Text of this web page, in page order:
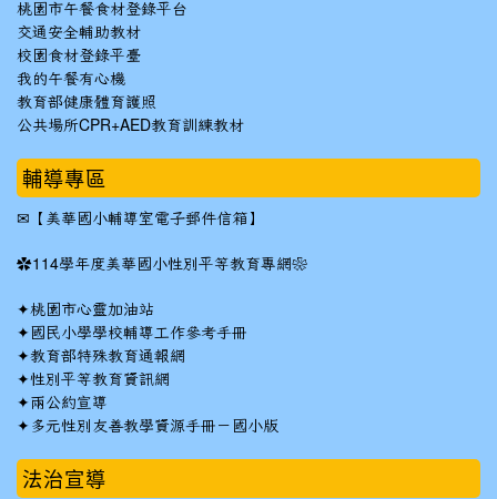
桃園市午餐食材登錄平台
交通安全輔助教材
校園食材登錄平臺
我的午餐有心機
教育部健康體育護照
公共場所CPR+AED教育訓練教材
輔導專區
✉ 【美華國小輔導室電子郵件信箱】
✿114學年度美華國小性別平等教育專網❀
✦桃園市心靈加油站
✦ 國民小學學校輔導工作參考手冊
✦教育部特殊教育通報網
✦性別平等教育資訊網
✦兩公約宣導
✦ 多元性別友善教學資源手冊－國小版
法治宣導